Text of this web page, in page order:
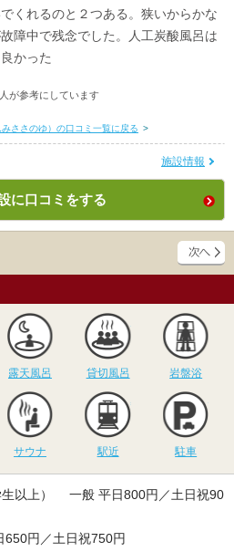
くれるのと２つある。狭いからかな
障中で残念でした。人工炭酸風呂は
かった
人が参考にしています
ささのゆ）の口コミ一覧に戻る >
施設情報
に口コミをする
流し 露天風呂
露天風呂
貸切風呂
貸切風呂 岩盤浴
サウナ
サウナ 駅近 駐車
生以上） 一般 平日800円／土日祝90
円／土日祝750円